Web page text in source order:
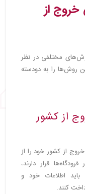
از
عوارض خروج از کشور ۱۴۰۴ روش‌های مختلفی در نظر
روش‌ها را به دودسته
از کشور
از کشور خود را از
قرار دارند،
باید اطلاعات خود و
کنند.